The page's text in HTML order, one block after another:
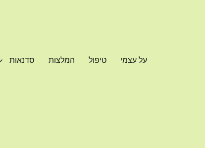
על עצמי טיפול המלצות סדנאות